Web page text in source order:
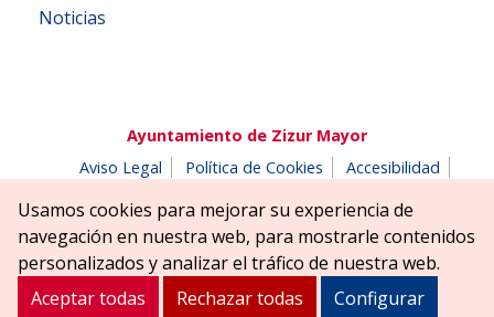
Noticias
Ayuntamiento de Zizur Mayor
Aviso Legal
Política de Cookies
Accesibilidad
Parque Erreniega parkea, s/n | 31180 Zizur Mayor-Zizur
Nagusia (NAVARRA-NAFARROA)
Tel. 948 181900
ayuntamiento@zizurmayor.es
Usamos cookies para mejorar su experiencia de
navegación en nuestra web, para mostrarle contenidos
personalizados y analizar el tráfico de nuestra web.
Aceptar todas
Rechazar todas Configurar